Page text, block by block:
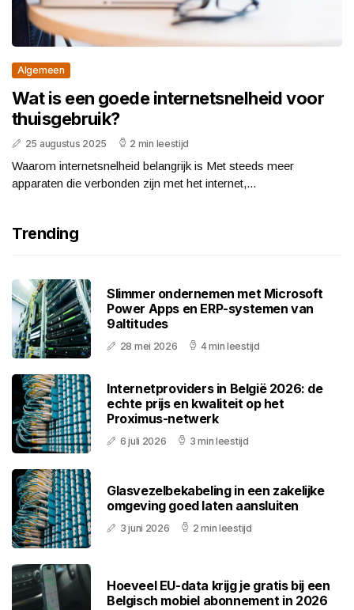
Algemeen
Wat is een goede internetsnelheid voor
thuisgebruik?
25 augustus 2025 2 min leestijd
Waarom internetsnelheid belangrijk is Met steeds meer
apparaten die verbonden zijn met het internet,...
Trending
Slimmer ondernemen met Microsoft
Power Apps en ERP-systemen van
9altitudes
28 mei 2026 4 min leestijd
Internetproviders in België 2026: de
echte prijs en kwaliteit op het
Proximus-netwerk
6 juli 2026 3 min leestijd
Glasvezelbekabeling in een zakelijke
omgeving goed laten aansluiten
3 juni 2026 2 min leestijd
Hoeveel EU-data krijg je gratis bij een
Belgisch mobiel abonnement in 2026